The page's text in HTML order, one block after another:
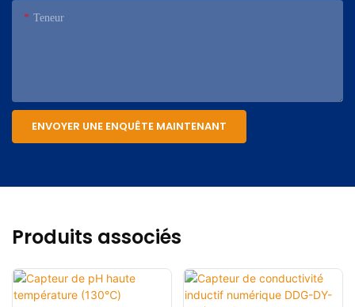
Teneur
ENVOYER UNE ENQUÊTE MAINTENANT
Produits associés